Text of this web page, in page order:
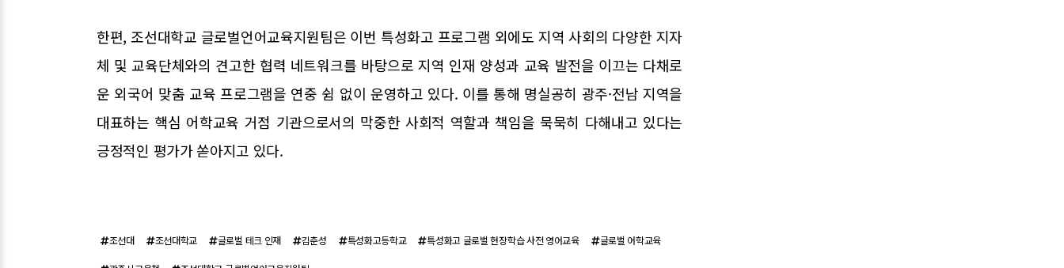
한편, 조선대학교 글로벌언어교육지원팀은 이번 특성화고 프로그램 외에도 지역 사회의 다양한 지자
체 및 교육단체와의 견고한 협력 네트워크를 바탕으로 지역 인재 양성과 교육 발전을 이끄는 다채로
운 외국어 맞춤 교육 프로그램을 연중 쉼 없이 운영하고 있다. 이를 통해 명실공히 광주·전남 지역을
대표하는 핵심 어학교육 거점 기관으로서의 막중한 사회적 역할과 책임을 묵묵히 다해내고 있다는
긍정적인 평가가 쏟아지고 있다.
조선대 조선대학교 글로벌 테크 인재 김춘성 특성화고등학교 특성화고 글로벌 현장학습 사전 영어교육 글로벌 어학교육